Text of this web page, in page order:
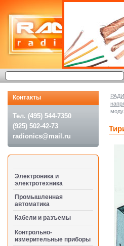
Контакты
Тел. (495) 544-7350
(925) 502-42-73
radionics@mail.ru
Электроника и
электротехника
Промышленная
автоматика
Кабели и разъемы
Контрольно-
измерительные приборы